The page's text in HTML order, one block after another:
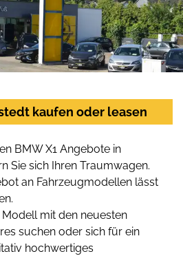
kaufen oder leasen
BMW X1 Angebote in
Sie sich Ihren Traumwagen.
an Fahrzeugmodellen lässt
mit den neuesten
suchen oder sich für ein
hochwertiges